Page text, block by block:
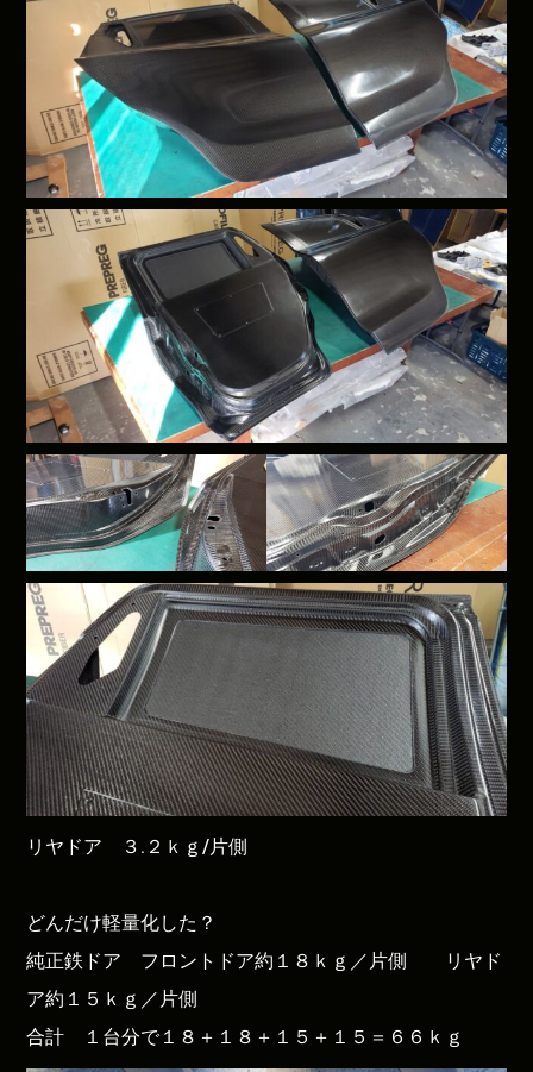
リヤドア ３.２ｋｇ/片側
どんだけ軽量化した？
純正鉄ドア フロントドア約１８ｋｇ／片側 リヤド
ア約１５ｋｇ／片側
合計 １台分で１８＋１８＋１５＋１５＝６６ｋｇ